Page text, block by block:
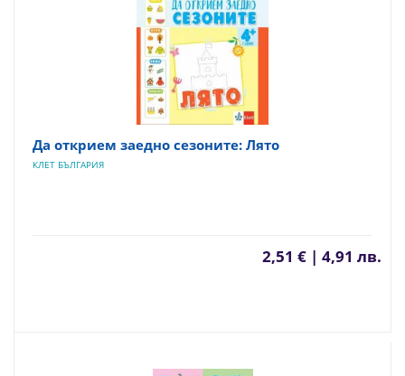
Да открием заедно сезоните: Лято
КЛЕТ БЪЛГАРИЯ
2,51 € | 4,91 лв.